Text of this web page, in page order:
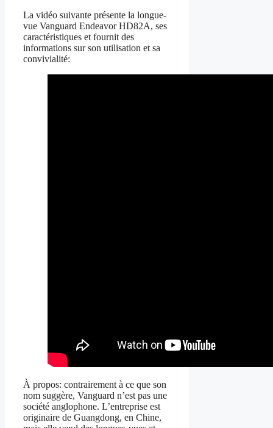
La vidéo suivante présente la longue-
vue Vanguard Endeavor HD82A, ses
caractéristiques et fournit des
informations sur son utilisation et sa
convivialité:
À propos: contrairement à ce que son
nom suggère, Vanguard n’est pas une
société anglophone. L’entreprise est
originaire de Guangdong, en Chine,